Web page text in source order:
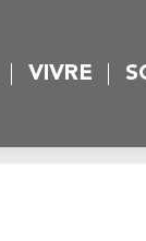
VIVRE
et